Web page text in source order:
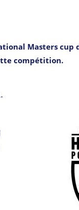
Masters cup
compétition.